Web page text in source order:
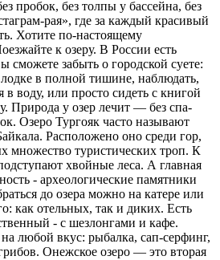
пробок, без толпы у бассейна, без
рая», где за каждый красивый
Хотите по-настоящему
к озеру. В России есть
сможете забыть о городской суете:
в полной тишине, наблюдать,
в воду, или просто сидеть с книгой
Природа у озер лечит — без спа-
Озеро Тургояк часто называют
Расположено оно среди гор,
множество туристических троп. К
хвойные леса. А главная
- археологические памятники
до озера можно на катере или
как отельных, так и диких. Есть
- с шезлонгами и кафе.
на любой вкус: рыбалка, сап-серфинг,
Онежское озеро — это вторая